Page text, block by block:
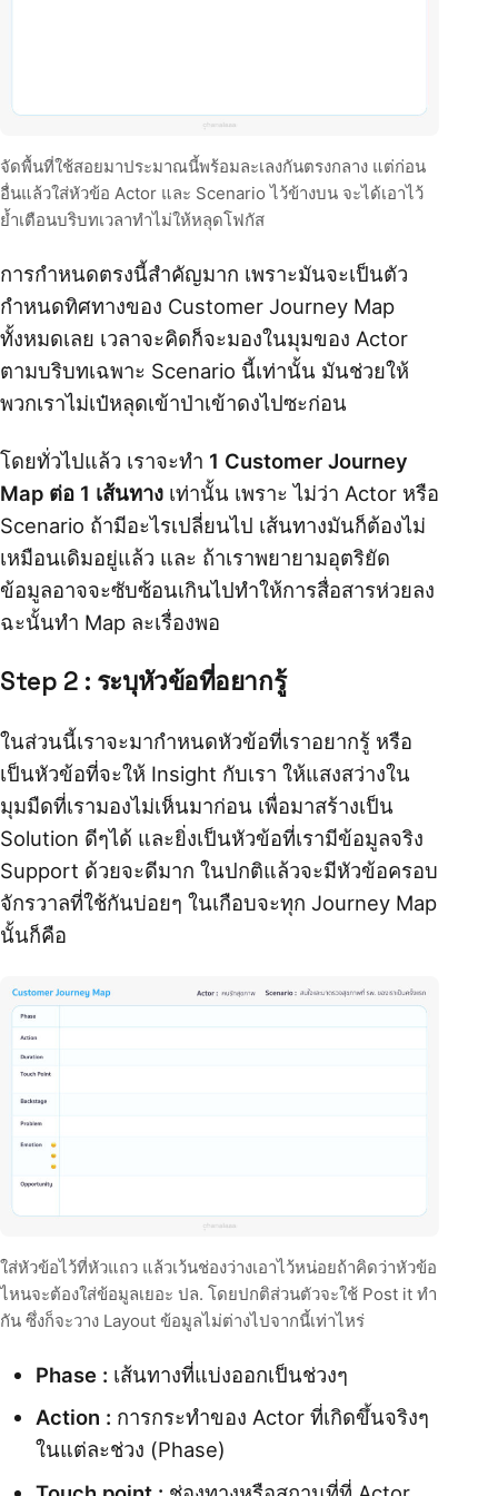
จัดพื้นที่ใช้สอยมาประมาณนี้พร้อมละเลงกันตรงกลาง แต่ก่อน
อื่นแล้วใส่หัวข้อ Actor และ Scenario ไว้ข้างบน จะได้เอาไว้
ย้ำเตือนบริบทเวลาทำไม่ให้หลุดโฟกัส
การกำหนดตรงนี้สำคัญมาก เพราะมันจะเป็นตัว
กำหนดทิศทางของ Customer Journey Map
ทั้งหมดเลย เวลาจะคิดก็จะมองในมุมของ Actor
ตามบริบทเฉพาะ Scenario นี้เท่านั้น มันช่วยให้
พวกเราไม่เป๋หลุดเข้าป่าเข้าดงไปซะก่อน
โดยทั่วไปแล้ว เราจะทำ 1 Customer Journey
Map ต่อ 1 เส้นทาง เท่านั้น เพราะ ไม่ว่า Actor หรือ
Scenario ถ้ามีอะไรเปลี่ยนไป เส้นทางมันก็ต้องไม่
เหมือนเดิมอยู่แล้ว และ ถ้าเราพยายามอุตริยัด
ข้อมูลอาจจะซับซ้อนเกินไปทำให้การสื่อสารห่วยลง
ฉะนั้นทำ Map ละเรื่องพอ
Step 2 : ระบุหัวข้อที่อยากรู้
ในส่วนนี้เราจะมากำหนดหัวข้อที่เราอยากรู้ หรือ
เป็นหัวข้อที่จะให้ Insight กับเรา ให้แสงสว่างใน
มุมมืดที่เรามองไม่เห็นมาก่อน เพื่อมาสร้างเป็น
Solution ดีๆได้ และยิ่งเป็นหัวข้อที่เรามีข้อมูลจริง
Support ด้วยจะดีมาก ในปกติแล้วจะมีหัวข้อครอบ
จักรวาลที่ใช้กันบ่อยๆ ในเกือบจะทุก Journey Map
นั้นก็คือ
ใส่หัวข้อไว้ที่หัวแถว แล้วเว้นช่องว่างเอาไว้หน่อยถ้าคิดว่าหัวข้อ
ไหนจะต้องใส่ข้อมูลเยอะ ปล. โดยปกติส่วนตัวจะใช้ Post it ทำ
กัน ซึ่งก็จะวาง Layout ข้อมูลไม่ต่างไปจากนี้เท่าไหร่
Phase : เส้นทางที่แบ่งออกเป็นช่วงๆ
Action : การกระทำของ Actor ที่เกิดขึ้นจริงๆ
ในแต่ละช่วง (Phase)